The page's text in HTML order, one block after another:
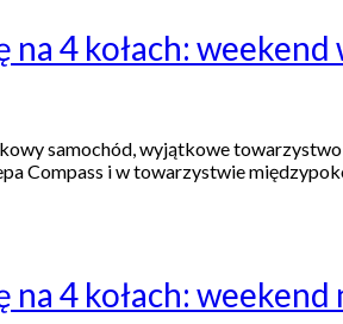
na 4 kołach:
samochód, wyjątkowe towarzystwo
Compass i w towarzystwie
na 4 kołach: